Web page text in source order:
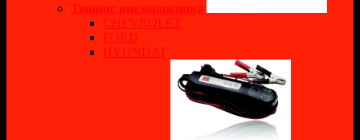
Тюнинг внедорожника
CHEVROLET
FORD
HYUNDAI